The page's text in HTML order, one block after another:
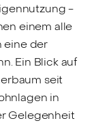
-
einem alle
eine der
Ein Blick auf
seit
in
Gelegenheit